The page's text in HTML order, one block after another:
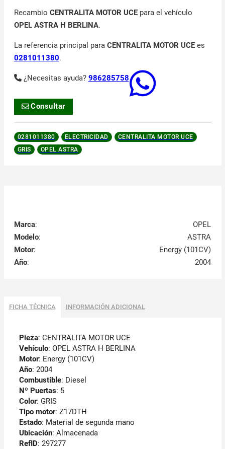
Recambio CENTRALITA MOTOR UCEpara el vehículo
OPEL ASTRA H BERLINA.
La referencia principal para CENTRALITA MOTOR UCEes
0281011380.
¿Necesitas ayuda? 986285758
Consultar
0281011380 ELECTRICIDAD
CENTRALITA MOTOR UCE
GRIS
OPEL ASTRA
Marca:
OPEL
Modelo:
ASTRA
Motor:
Energy (101CV)
Año: 2004
FICHA TÉCNICA INFORMACIÓN ADICIONAL
Pieza: CENTRALITA MOTOR UCE
Vehículo: OPEL ASTRA H BERLINA
Motor: Energy (101CV)
Año: 2004
Combustible: Diesel
Nº Puertas: 5
Color: GRIS
Tipo motor: Z17DTH
Estado: Material de segunda mano
Ubicación: Almacenada
RefID: 297277